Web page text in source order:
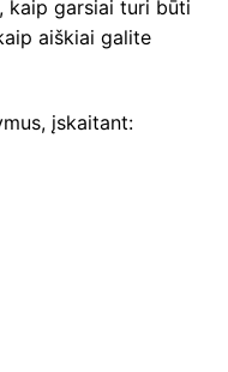
kaip garsiai turi būti
aiškiai galite
įskaitant: